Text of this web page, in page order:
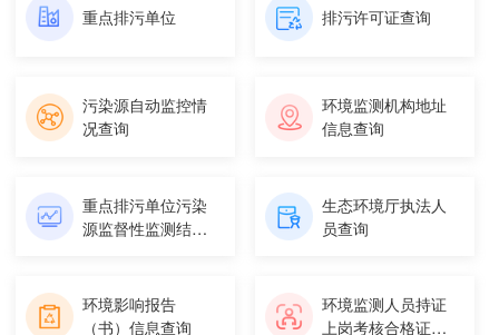
重点排污单位 排污许可证查询
污染源自动监控情
况查询
环境监测机构地址
信息查询
重点排污单位污染
源监督性监测结果
生态环境厅执法人
员查询
环境影响报告
（书）信息查询
环境监测人员持证
上岗考核合格证信